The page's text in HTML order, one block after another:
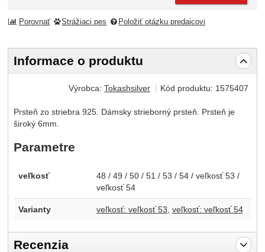
Porovnať Strážiaci pes Položiť otázku predajcovi
Informace o produktu
Výrobca:Tokashsilver Kód produktu: 1575407
Prsteň zo striebra 925. Dámsky strieborný prsteň. Prsteň je
široký 6mm.
Parametre
veľkosť
48 / 49 / 50 / 51 / 53 / 54 / veľkosť 53 /
veľkosť 54
Varianty veľkosť: veľkosť 53 veľkosť: veľkosť 54
Recenzia